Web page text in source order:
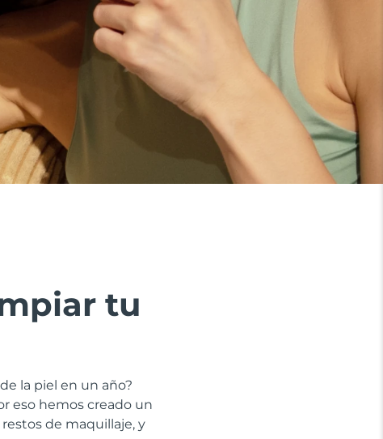
tu
la piel en un año?
eso hemos creado un
de maquillaje, y